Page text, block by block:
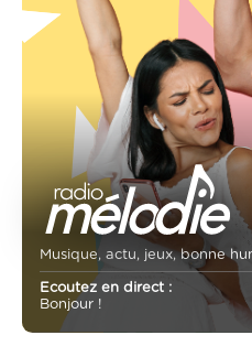
Musique, actu, jeux, bonne
Ecoutez en direct :
Bonjour !